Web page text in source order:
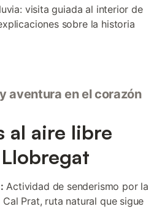
visita guiada al interior de
sobre la historia
aventura en el corazón
al aire libre
Actividad de senderismo por la
Prat, ruta natural que sigue